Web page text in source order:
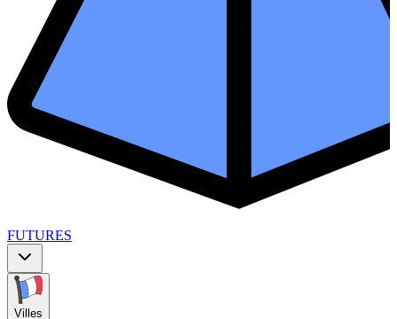
FUTURES
Villes